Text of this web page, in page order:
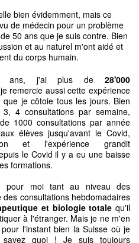
bien évidemment, mais ce
de médecin pour un problème
50 ans que je suis contre. Bien
et au naturel m'ont aidé et
du corps humain.
ans, j'ai plus de 28'000
remercie aussi cette expérience
je côtoie tous les jours. Bien
4 consultations par semaine,
1000 consultations par année
élèves jusqu'avant le Covid,
et l'expérience grandit
le Covid il y a eu une baisse
formations.
pour moi tant au niveau des
consultations hebdomadaires
et biologie totale qu'il
à l'étranger. Mais je ne m'en
l'instant bien la Suisse où je
quoi ! Je suis toujours